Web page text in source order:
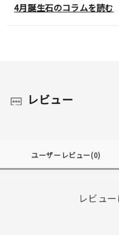
4月誕生石のコラムを読む
レビュー
ユーザーレビュー(0)
レビュ